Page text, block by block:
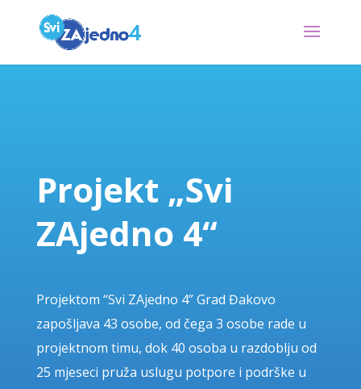
Projekt „Svi
ZAjedno 4“
Projektom “Svi ZAjedno 4” Grad Đakovo
zapošljava 43 osobe, od čega 3 osobe rade u
projektnom timu, dok 40 osoba u razdoblju od
25 mjeseci pruža uslugu potpore i podrške u